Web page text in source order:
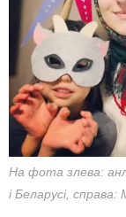
На фота злева:
і Беларусі, справа: